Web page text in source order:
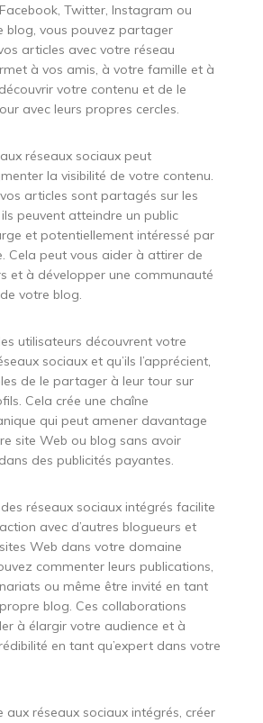
Twitter, Instagram ou
blog, vous pouvez partager
articles avec votre réseau
à vos amis, à votre famille et à
votre contenu et de le
avec leurs propres cercles.
réseaux sociaux peut
la visibilité de votre contenu.
articles sont partagés sur les
peuvent atteindre un public
et potentiellement intéressé par
Cela peut vous aider à attirer de
et à développer une communauté
votre blog.
utilisateurs découvrent votre
sociaux et qu’ils l’apprécient,
de le partager à leur tour sur
Cela crée une chaîne
qui peut amener davantage
site Web ou blog sans avoir
des publicités payantes.
des réseaux sociaux intégrés facilite
avec d’autres blogueurs et
Web dans votre domaine
commenter leurs publications,
ou même être invité en tant
blog. Ces collaborations
à élargir votre audience et à
en tant qu’expert dans votre
aux réseaux sociaux intégrés, créer